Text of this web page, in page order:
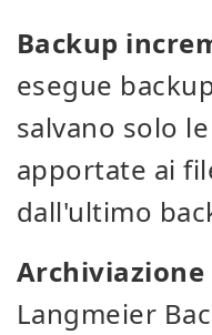
Backup
esegue
salvano solo
apportate ai
dall'ultimo
Archiviazione
Langmeier